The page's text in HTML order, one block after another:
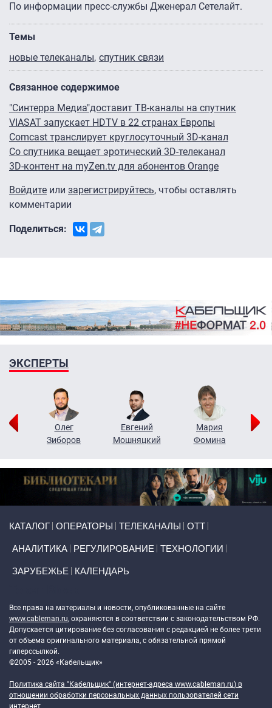
По информации пресс-службы Дженерал Сетелайт.
Темы
новые телеканалы спутник связи
Связанное содержимое
"Синтерра Медиа"доставит ТВ-каналы на спутник
VIASAT запускает HDTV в 22 странах Европы
Comcast транслирует круглосуточный 3D-канал
Со спутника вещает эротический 3D-телеканал
3D-контент на myZen.tv для абонентов Orange
Войдите или зарегистрируйтесь, чтобы оставлять
комментарии
Поделиться:
ЭКСПЕРТЫ
Олег
Зиборов
Евгений
Мошняцкий
Мария
Фомина
КАТАЛОГ ОПЕРАТОРЫ ТЕЛЕКАНАЛЫ ОТТ
АНАЛИТИКА РЕГУЛИРОВАНИЕ ТЕХНОЛОГИИ
ЗАРУБЕЖЬЕ КАЛЕНДАРЬ
Все права на материалы и новости, опубликованные на сайте
www.cableman.ru, охраняются в соответствии с законодательством РФ.
Допускается цитирование без согласования с редакцией не более трети
от объема оригинального материала, с обязательной прямой
гиперссылкой.
©2005 - 2026 «Кабельщик»
Политика сайта "Кабельщик" (интернет-адреса www.cableman.ru) в
отношении обработки персональных данных пользователей сети
интернет